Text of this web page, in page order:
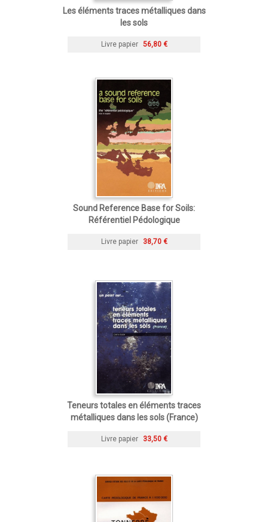
Les éléments traces métalliques dans
les sols
Livre papier 56,80 €
Sound Reference Base for Soils:
Référentiel Pédologique
Livre papier 38,70 €
Teneurs totales en éléments traces
métalliques dans les sols (France)
Livre papier 33,50 €